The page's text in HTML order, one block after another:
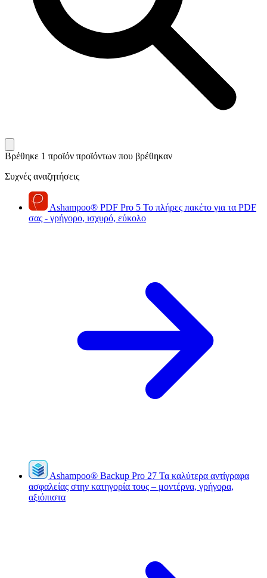
Βρέθηκε 1 προϊόν προϊόντων που βρέθηκαν
Συχνές αναζητήσεις
Ashampoo® PDF Pro 5 Το πλήρες πακέτο για τα PDF
σας - γρήγορο, ισχυρό, εύκολο
Ashampoo® Backup Pro 27 Τα καλύτερα αντίγραφα
ασφαλείας στην κατηγορία τους – μοντέρνα, γρήγορα,
αξιόπιστα